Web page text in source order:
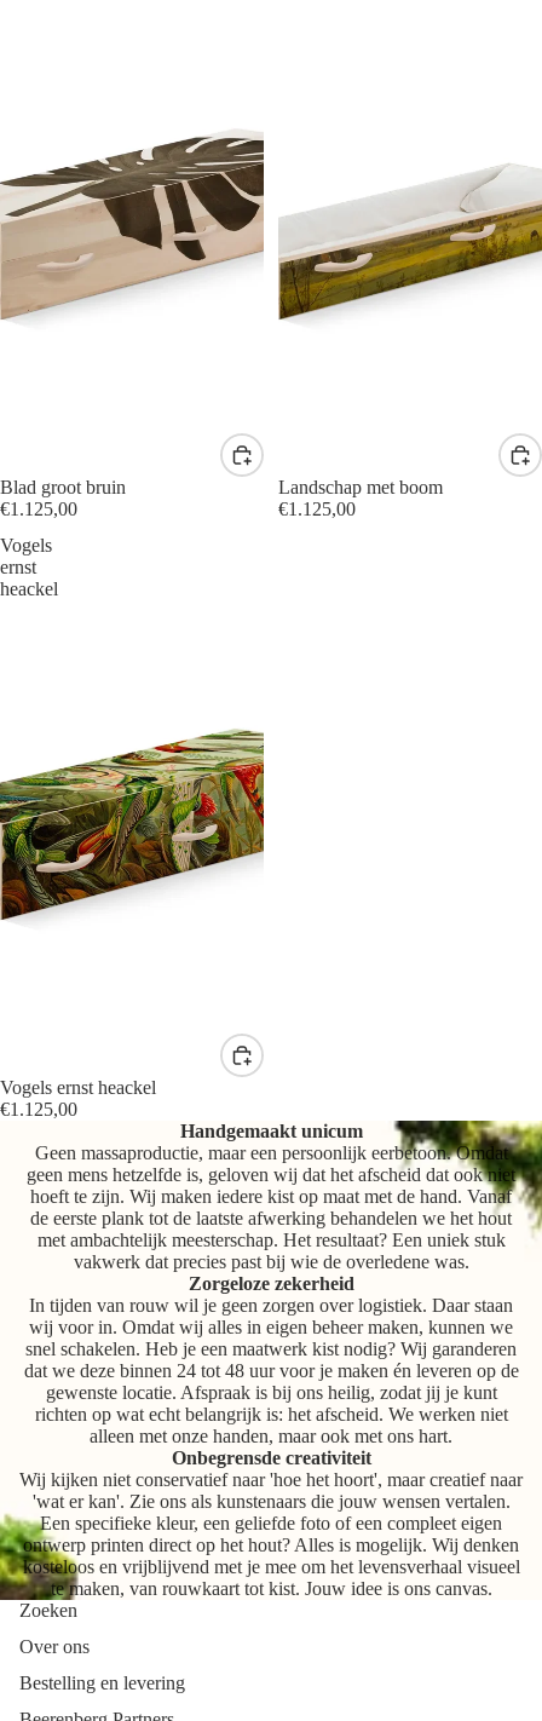
Blad groot bruin
€1.125,00
Landschap met boom
€1.125,00
Vogels
ernst
heackel
Vogels ernst heackel
€1.125,00
Handgemaakt unicum
Geen massaproductie, maar een persoonlijk eerbetoon. Omdat
geen mens hetzelfde is, geloven wij dat het afscheid dat ook niet
hoeft te zijn. Wij maken iedere kist op maat met de hand. Vanaf
de eerste plank tot de laatste afwerking behandelen we het hout
met ambachtelijk meesterschap. Het resultaat? Een uniek stuk
vakwerk dat precies past bij wie de overledene was.
Zorgeloze zekerheid
In tijden van rouw wil je geen zorgen over logistiek. Daar staan
wij voor in. Omdat wij alles in eigen beheer maken, kunnen we
snel schakelen. Heb je een maatwerk kist nodig? Wij garanderen
dat we deze binnen 24 tot 48 uur voor je maken én leveren op de
gewenste locatie. Afspraak is bij ons heilig, zodat jij je kunt
richten op wat echt belangrijk is: het afscheid. We werken niet
alleen met onze handen, maar ook met ons hart.
Onbegrensde creativiteit
Wij kijken niet conservatief naar 'hoe het hoort', maar creatief naar
'wat er kan'. Zie ons als kunstenaars die jouw wensen vertalen.
Een specifieke kleur, een geliefde foto of een compleet eigen
ontwerp printen direct op het hout? Alles is mogelijk. Wij denken
kosteloos en vrijblijvend met je mee om het levensverhaal visueel
te maken, van rouwkaart tot kist. Jouw idee is ons canvas.
Zoeken
Over ons
Bestelling en levering